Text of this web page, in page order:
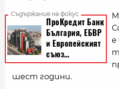
е
шест години.